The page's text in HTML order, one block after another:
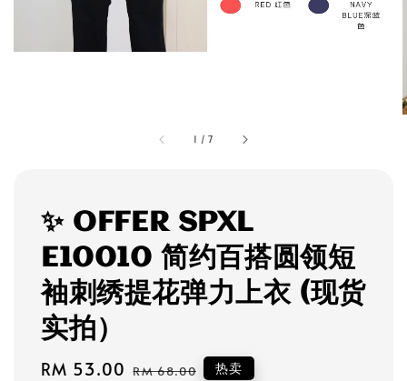
1 /7
✨ OFFER SPXL
E10010 简约百搭圆领短
袖刺绣提花弹力上衣 (现货
实拍）
Sale
RM 53.00 Regular
RM 68.00 热卖